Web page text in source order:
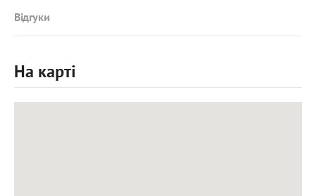
Відгуки
На карті